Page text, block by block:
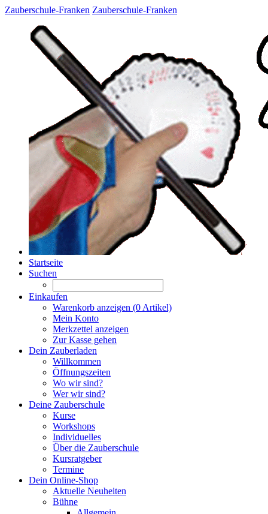
Zauberschule-Franken Zauberschule-Franken
Startseite
Suchen
Einkaufen
Warenkorb anzeigen (0 Artikel)
Mein Konto
Merkzettel anzeigen
Zur Kasse gehen
Dein Zauberladen
Willkommen
Öffnungszeiten
Wo wir sind?
Wer wir sind?
Deine Zauberschule
Kurse
Workshops
Individuelles
Über die Zauberschule
Kursratgeber
Termine
Dein Online-Shop
Aktuelle Neuheiten
Bühne